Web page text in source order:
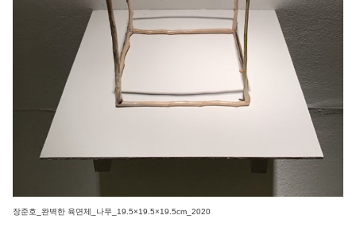
장준호_완벽한 육면체_나무_19.5×19.5×19.5cm_2020